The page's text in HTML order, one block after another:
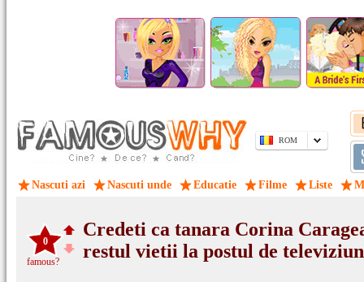
ROM
Nascuti azi Nascuti unde Educatie Filme Liste
0
famous?
Credeti ca tanara Corina
restul vietii la postul de